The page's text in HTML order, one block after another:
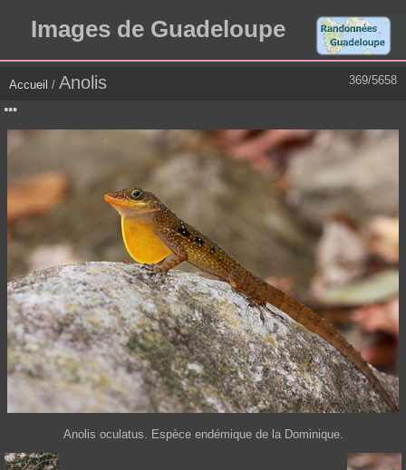
Images de Guadeloupe
369/5658
Accueil / Anolis
Anolis oculatus. Espèce endémique de la Dominique.